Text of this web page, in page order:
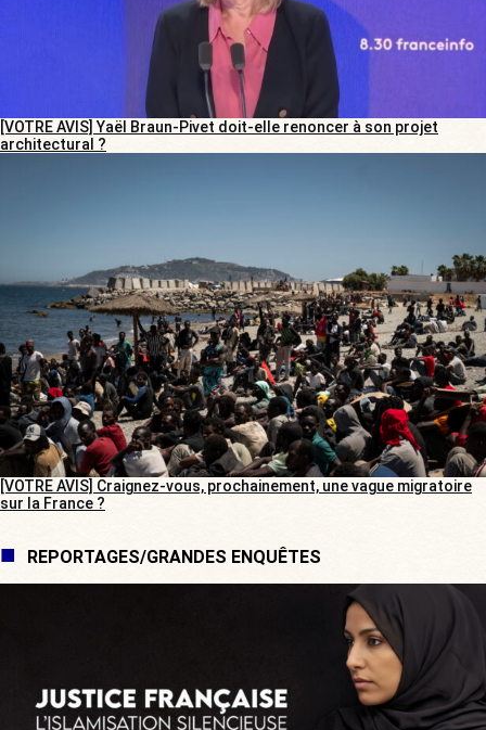
[VOTRE AVIS] Yaël Braun-Pivet doit-elle renoncer à son projet
architectural ?
[VOTRE AVIS] Craignez-vous, prochainement, une vague migratoire
sur la France ?
REPORTAGES/GRANDES ENQUÊTES